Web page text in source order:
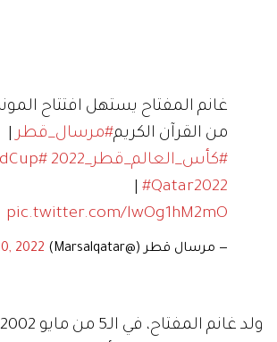
غانم المفتاح يستهل افتتاح
من القرآن الكريم#مرسال_قطر
#كأس_العالم_قطر_2022
#FIFAWorldCup
#Qatar2022
pic.twitter.com/lwOg1hM2mO
— مرسال قطر (@Marsalqatar) 2022